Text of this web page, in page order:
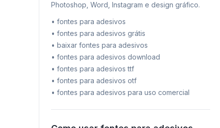
Photoshop, Word, Instagram e design gráfico.
• fontes para adesivos
• fontes para adesivos grátis
• baixar fontes para adesivos
• fontes para adesivos download
• fontes para adesivos ttf
• fontes para adesivos otf
• fontes para adesivos para uso comercial